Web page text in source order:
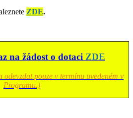
ZDE.
na žádost o dotaci ZDE
odevzdat pouze v termínu uvedeném v
Programu.)